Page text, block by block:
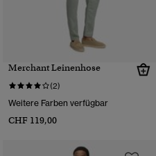
Merchant Leinenhose
(2)
Weitere Farben verfügbar
CHF 119,00